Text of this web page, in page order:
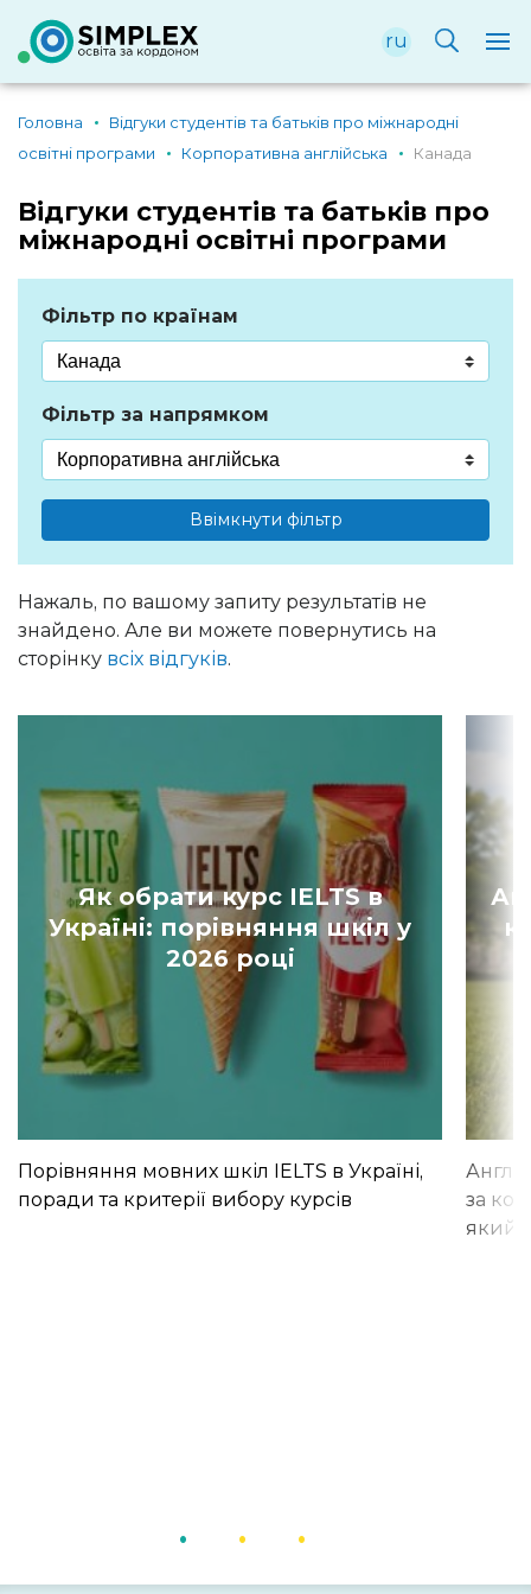
ru
Головна
Відгуки студентів та батьків про міжнародні
освітні програми
Корпоративна англійська Канада
Відгуки студентів та батьків про
міжнародні освітні програми
Фільтр по країнам
Фільтр за напрямком
Ввімкнути фільтр
Нажаль, по вашому запиту результатів не
знайдено. Але ви можете повернутись на
сторінку всіх відгуків.
Як обрати курс IELTS в
Україні: порівняння шкіл у
2026 році
Порівняння мовних шкіл IELTS в Україні,
поради та критерії вибору курсів
за
який